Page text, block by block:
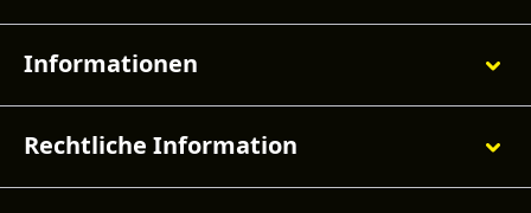
Informationen
Rechtliche Information